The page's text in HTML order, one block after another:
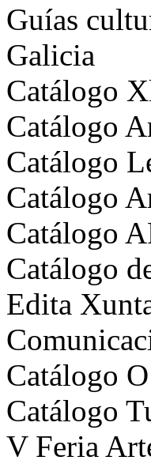
Guías
Galicia
Catálogo
Catálogo
Catálogo
Catálogo
Catálogo
Catálogo
Edita
Catálogo
Catálogo
V Feria